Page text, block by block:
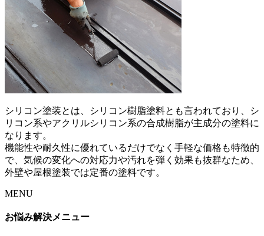
シリコン塗装とは、シリコン樹脂塗料とも言われており、シ
リコン系やアクリルシリコン系の合成樹脂が主成分の塗料に
なります。
機能性や耐久性に優れているだけでなく手軽な価格も特徴的
で、気候の変化への対応力や汚れを弾く効果も抜群なため、
外壁や屋根塗装では定番の塗料です。
MENU
お悩み解決メニュー